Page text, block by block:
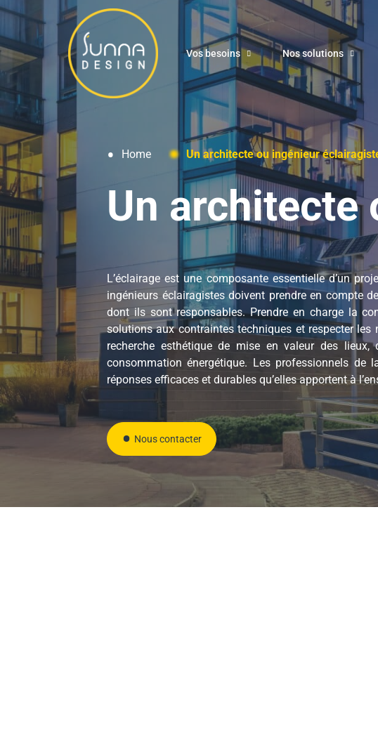
Vos besoins Nos solutions
Home Un architecte ou ingénieur
Un architecte
L’éclairage est une composante essentielle d’un
ingénieurs éclairagistes doivent prendre en compte
dont ils sont responsables.Prendre en charge la
solutions aux contraintes techniques et respecter
recherche esthétique de mise en valeur des
consommation énergétique. Les professionnels
réponses efficaces et durables qu’elles apportent à
Nous contacter